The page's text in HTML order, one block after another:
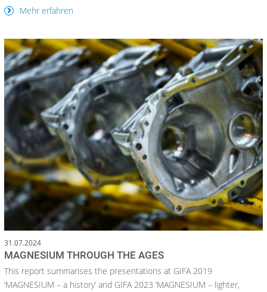
Mehr erfahren
31.07.2024
MAGNESIUM THROUGH THE AGES
This report summarises the presentations at GIFA 2019
‘MAGNESIUM – a history’ and GIFA 2023 ‘MAGNESIUM – lighter,